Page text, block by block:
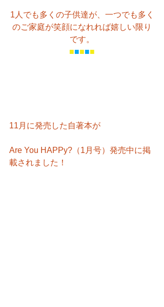
1人でも多くの子供達が、一つでも多く
のご家庭が笑顔になれれば嬉しい限り
です。
■■■■■
11月に発売した自著本が
Are You HAPPy?（1月号）発売中に掲
載されました！